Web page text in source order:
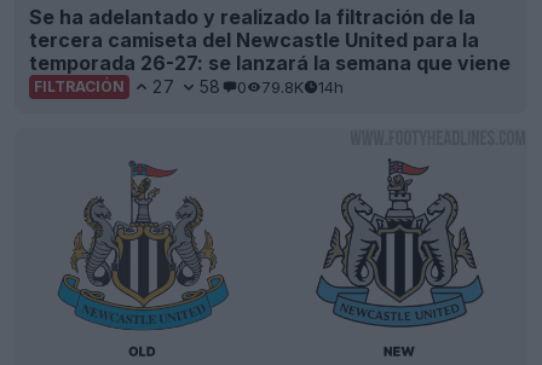
Se ha adelantado y realizado la filtración de la
tercera camiseta del Newcastle United para la
temporada 26-27: se lanzará la semana que viene
FILTRACIÓN 27 58 0 79.8K 14h